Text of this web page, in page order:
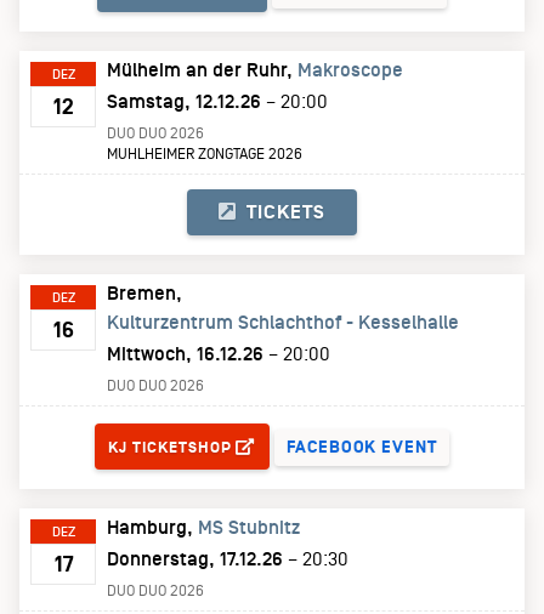
DEZ
12
Mülheim an der Ruhr Makroscope
Samstag, 12.12.26 – 20:00
DUO DUO 2026
MUHLHEIMER ZONGTAGE 2026
TICKETS
DEZ
16
Bremen
Kulturzentrum Schlachthof - Kesselhalle
Mittwoch, 16.12.26 – 20:00
DUO DUO 2026
KJ TICKETSHOP FACEBOOK EVENT
DEZ
17
Hamburg
MS Stubnitz
Donnerstag, 17.12.26 – 20:30
DUO DUO 2026